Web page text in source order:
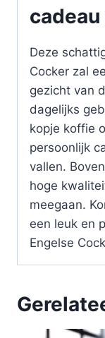
Deze
Cocker zal
gezicht van
dagelijks
kopje koffie
persoonlijk
vallen.
hoge
meegaan.
een leuk en
Engelse